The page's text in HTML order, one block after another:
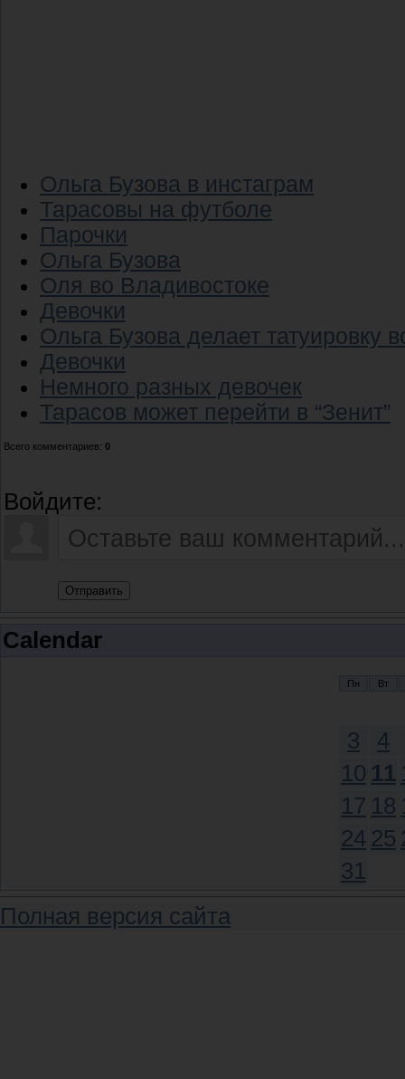
Ольга Бузова в инстаграм
Тарасовы на футболе
Парочки
Ольга Бузова
Оля во Владивостоке
Девочки
Ольга Бузова делает татуировку
Девочки
Немного разных девочек
Тарасов может перейти в “Зенит”
Всего комментариев: 0
Войдите:
Отправить
Calendar
Пн Вт
3
4
10 11
17 18
24 25
31
Полная версия сайта